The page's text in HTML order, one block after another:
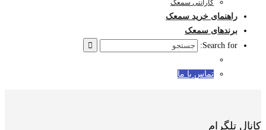
گارانتی سمعک
راهنمای خرید سمعک
برندهای سمعک
Search for:
تماس با ما
کانال تلگرام